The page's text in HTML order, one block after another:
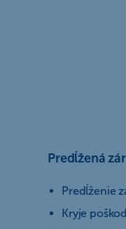
Predĺžená
Predĺženie
Kryje